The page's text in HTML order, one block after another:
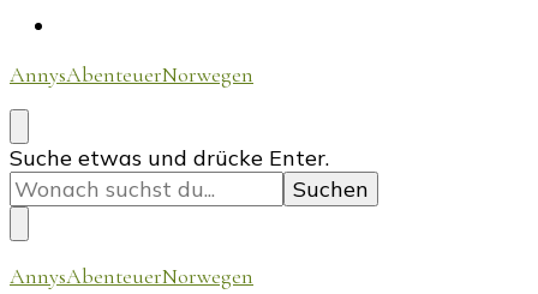
AnnysAbenteuerNorwegen
Suchst
du
nach
etwas?
Suche etwas und drücke Enter.
AnnysAbenteuerNorwegen